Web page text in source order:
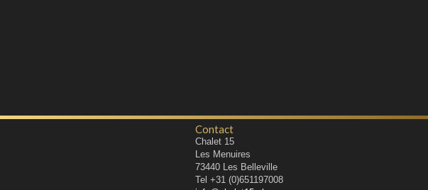
Contact
Chalet 15
Les Menuires
73440 Les Belleville
Tel +31 (0)651197008